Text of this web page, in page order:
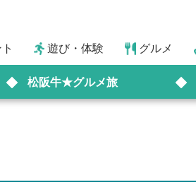
遊び・体験 グルメ
松阪牛★グルメ旅